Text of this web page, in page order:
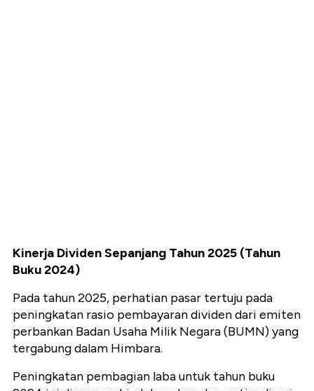
Kinerja Dividen Sepanjang Tahun 2025 (Tahun
Buku 2024)
Pada tahun 2025, perhatian pasar tertuju pada
peningkatan rasio pembayaran dividen dari emiten
perbankan Badan Usaha Milik Negara (BUMN) yang
tergabung dalam Himbara.
Peningkatan pembagian laba untuk tahun buku